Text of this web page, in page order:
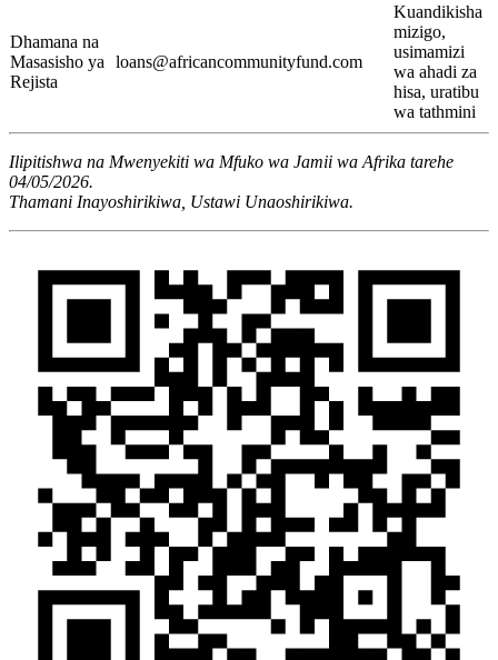
Dhamana na
Masasisho ya
Rejista
loans@africancommunityfund.com
Kuandikisha
mizigo,
usimamizi
wa ahadi za
hisa, uratibu
wa tathmini
Ilipitishwa na Mwenyekiti wa Mfuko wa Jamii wa Afrika tarehe
04/05/2026.
Thamani Inayoshirikiwa, Ustawi Unaoshirikiwa.